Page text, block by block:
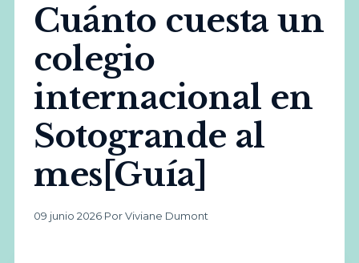
Cuánto cuesta un
colegio
internacional en
Sotogrande al
mes[Guía]
09 junio 2026·Por Viviane Dumont